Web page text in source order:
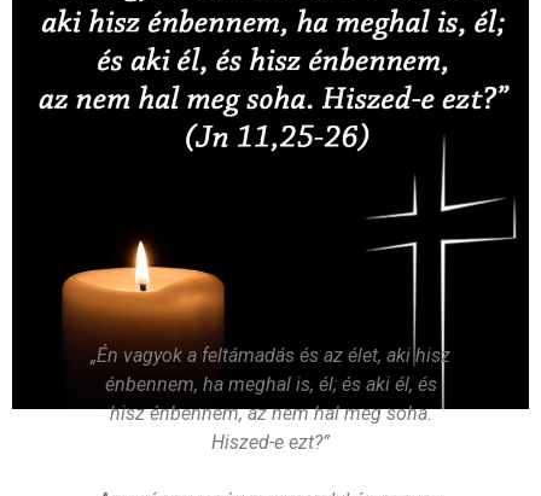
„Én vagyok a feltámadás és az élet, aki hisz
énbennem, ha meghal is, él; és aki él, és
hisz énbennem, az nem hal meg soha.
Hiszed-e ezt?”